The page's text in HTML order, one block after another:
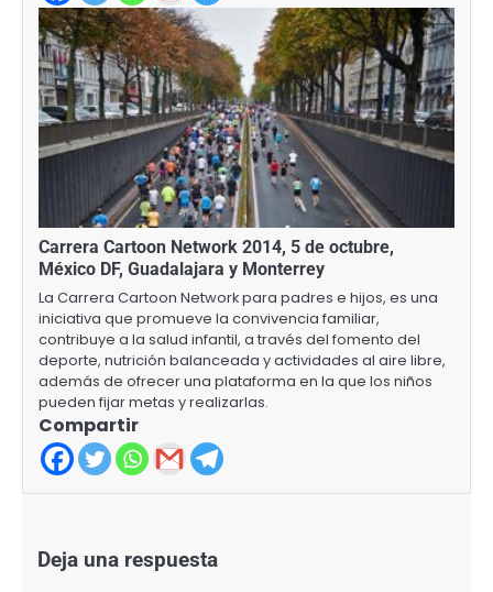
Carrera Cartoon Network 2014, 5 de octubre,
México DF, Guadalajara y Monterrey
La Carrera Cartoon Network para padres e hijos, es una
iniciativa que promueve la convivencia familiar,
contribuye a la salud infantil, a través del fomento del
deporte, nutrición balanceada y actividades al aire libre,
además de ofrecer una plataforma en la que los niños
pueden fijar metas y realizarlas.
Compartir
Deja una respuesta